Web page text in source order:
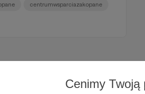
Cenimy Twoją
centrumwsparciazakopane